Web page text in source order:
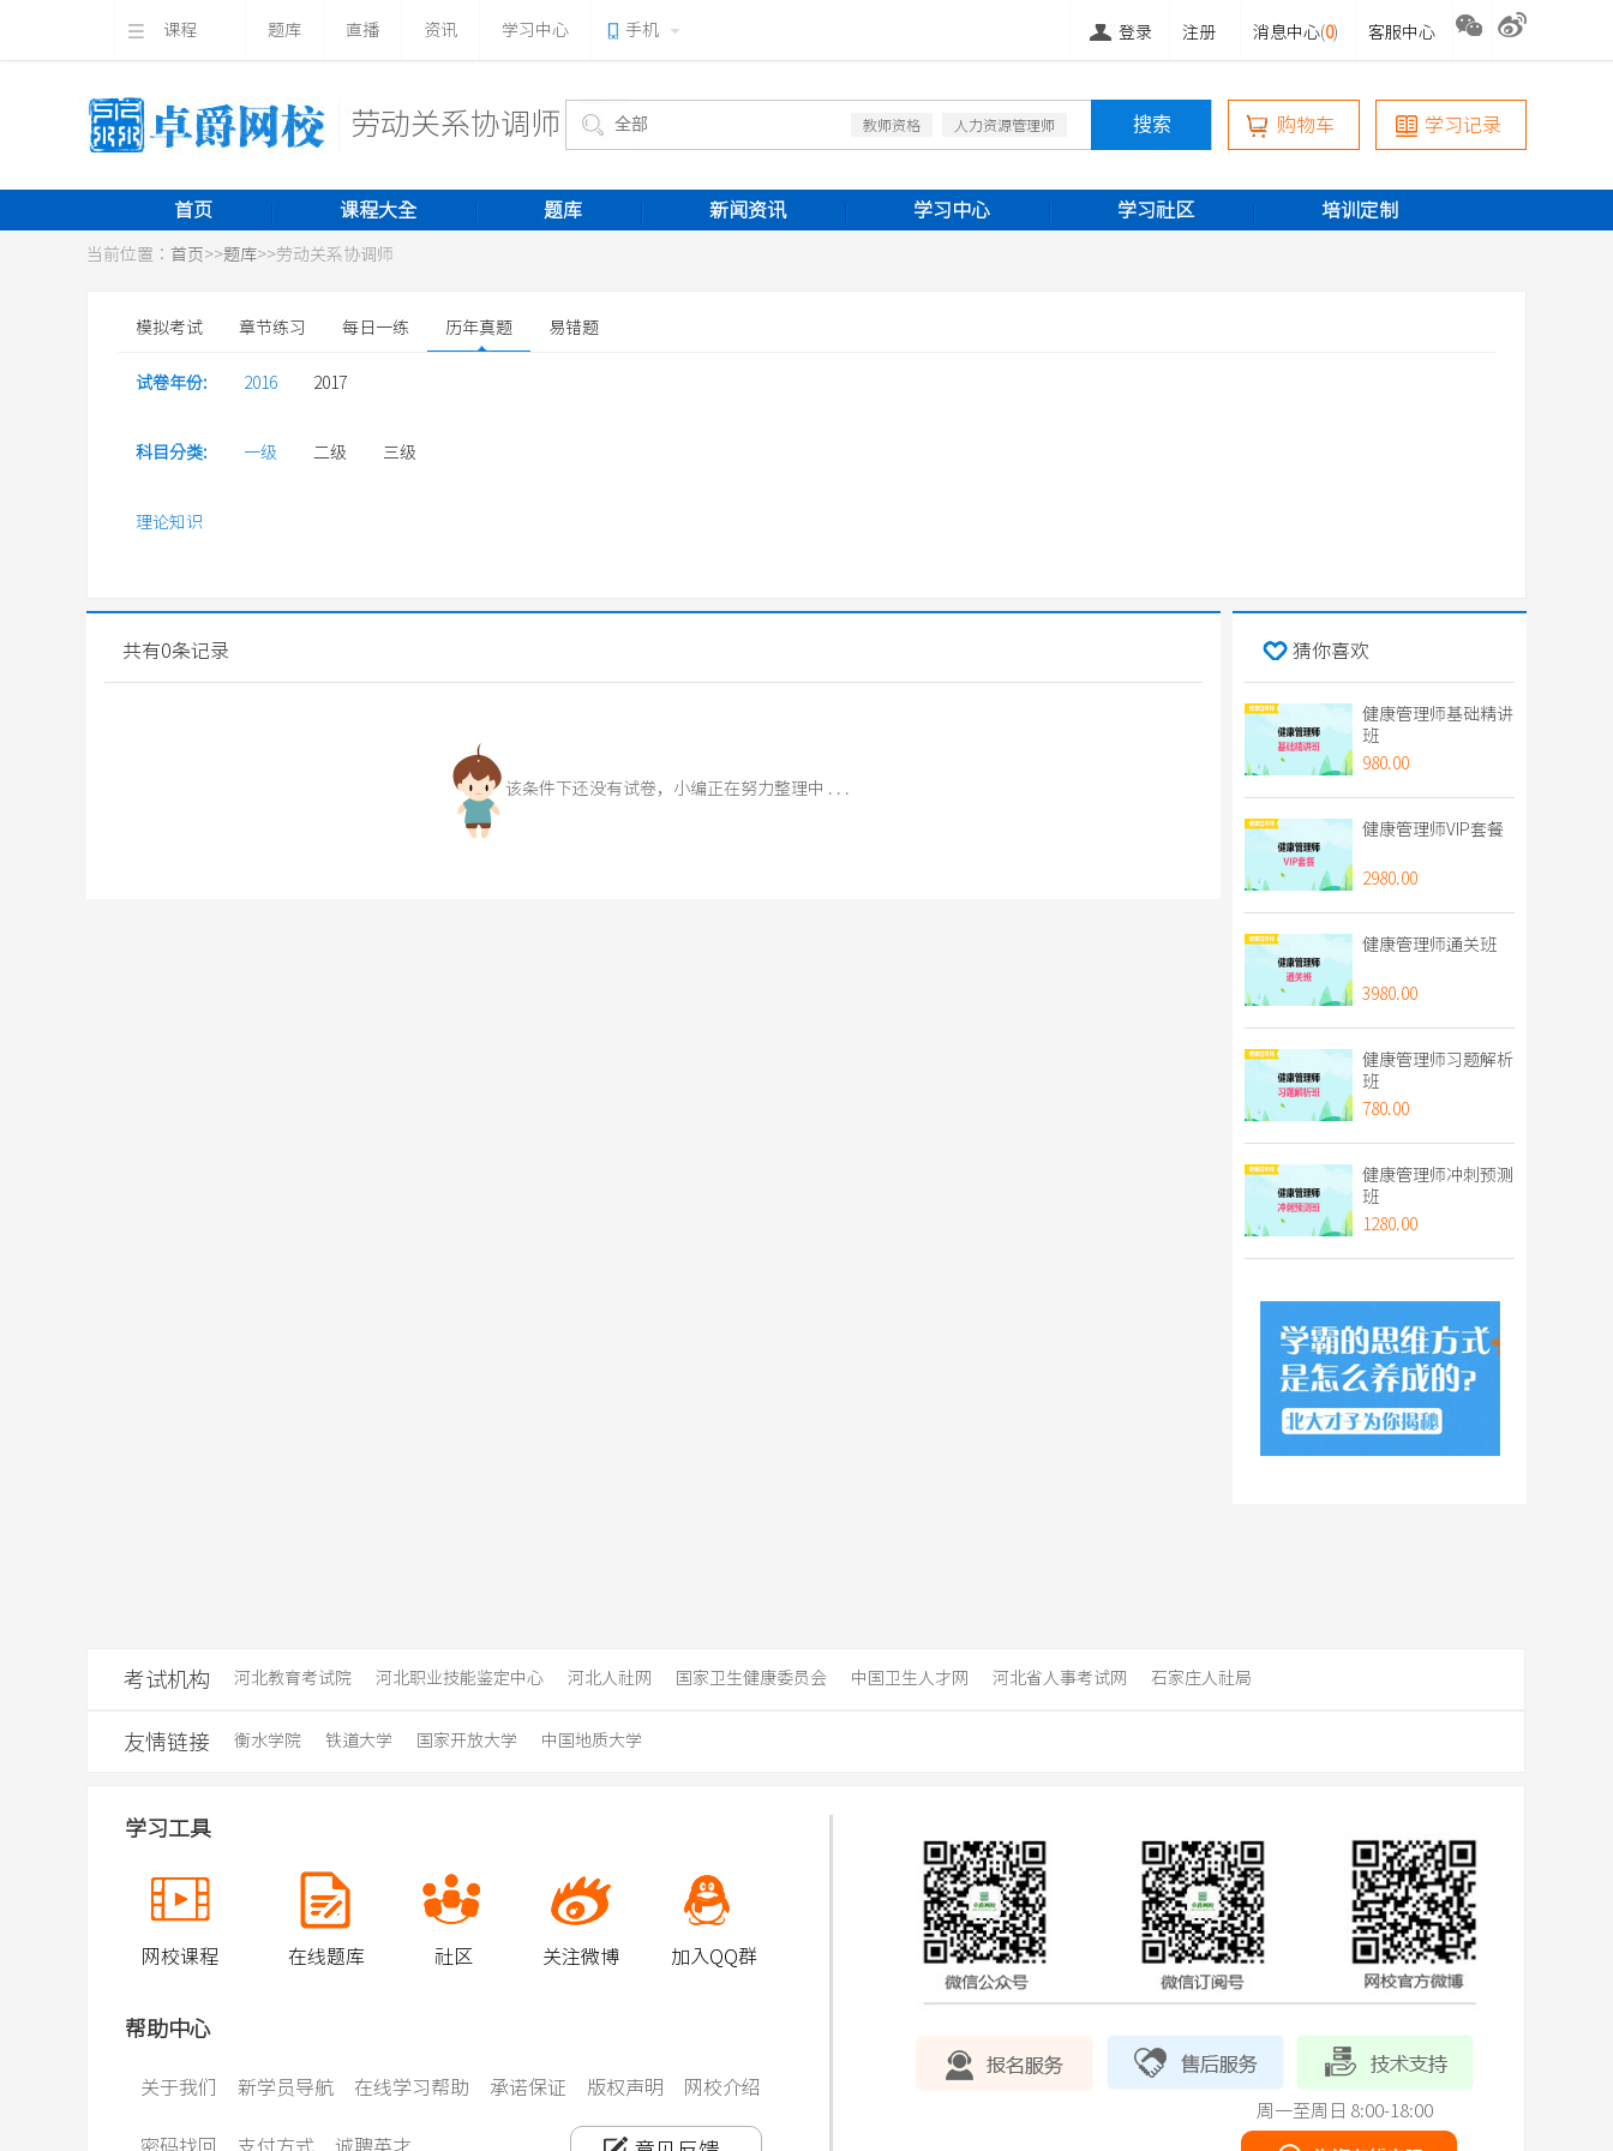
课程 题库 直播 资讯 学习中心 手机 登录 注册 消息中心(0) 客服中心
劳动关系协调师 教师资格 人力资源管理师 购物车 学习记录
首页 课程大全 题库 新闻资讯 学习中心 学习社区 培训定制
当前位置： 首页 >>题库>>劳动关系协调师
模拟考试 章节练习 每日一练 历年真题 易错题
试卷年份: 2016 2017
科目分类: 一级 二级 三级
理论知识
共有0条记录
该条件下还没有试卷，小编正在努力整理中 . . .
猜你喜欢
健康管理师基础精讲
班
980.00
健康管理师VIP套餐
2980.00
健康管理师通关班
3980.00
健康管理师习题解析
班
780.00
健康管理师冲刺预测
班
1280.00
考试机构 河北教育考试院 河北职业技能鉴定中心 河北人社网 国家卫生健康委员会 中国卫生人才网 河北省人事考试网 石家庄人社局
友情链接 衡水学院 铁道大学 国家开放大学 中国地质大学
学习工具
网校课程 在线题库 社区 关注微博 加入QQ群
帮助中心
关于我们 新学员导航 在线学习帮助 承诺保证 版权声明 网校介绍
密码找回 支付方式 诚聘英才
周一至周日 8:00-18:00